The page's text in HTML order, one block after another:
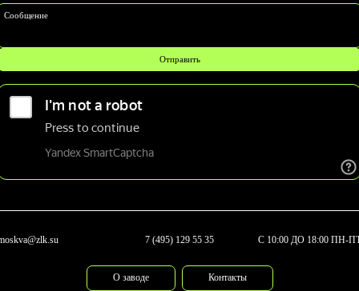
Сообщение
7 (495) 129 55 35 С 10:00 ДО 18:00 ПН-
О заводе Контакты